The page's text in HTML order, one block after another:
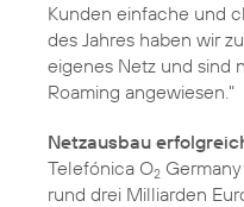
Kunden einfache und
des Jahres haben wir
eigenes Netz und sind
Roaming angewiesen."
Netzausbau
Telefónica O2
rund drei Milliarden